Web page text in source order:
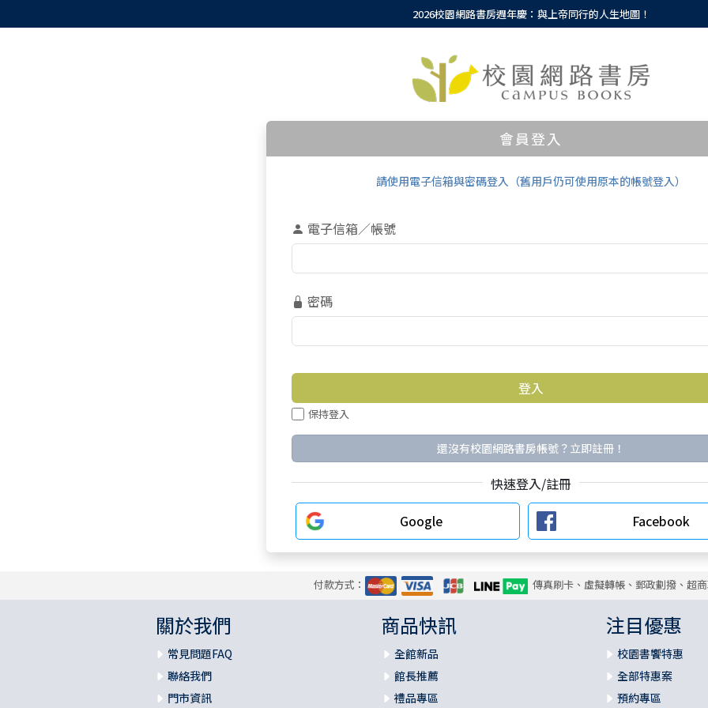
2026校園網路書房週年慶：與上帝同行的人生地圖！
會員登入
請使用電子信箱與密碼登入（舊用戶仍可使用原本的帳號登入）
電子信箱／帳號
密碼
保持登入
還沒有校園網路書房帳號？立即註冊！
快速登入/註冊
Google
Facebook
付款方式： 傳真刷卡、虛擬轉帳、郵政劃撥、超
關於我們
常見問題FAQ
聯絡我們
門市資訊
商品快訊
全館新品
館長推薦
禮品專區
注目優惠
校園書饗特惠
全部特惠案
預約專區